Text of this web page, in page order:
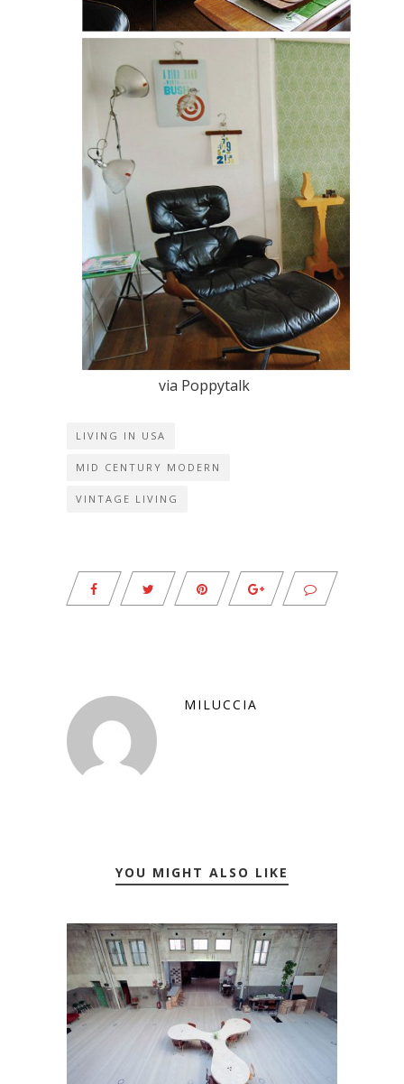
via Poppytalk
LIVING IN USA
MID CENTURY MODERN
VINTAGE LIVING
MILUCCIA
YOU MIGHT ALSO LIKE